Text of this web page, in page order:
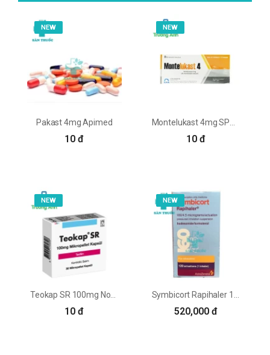
NEW
Pakast 4mg Apimed
10 đ
NEW
10 đ
NEW
10 đ
NEW
520,000 đ